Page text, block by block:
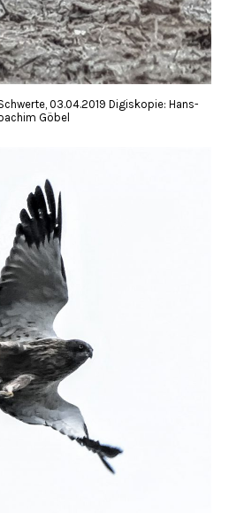
03.04.2019 Digiskopie: Hans-
Göbel